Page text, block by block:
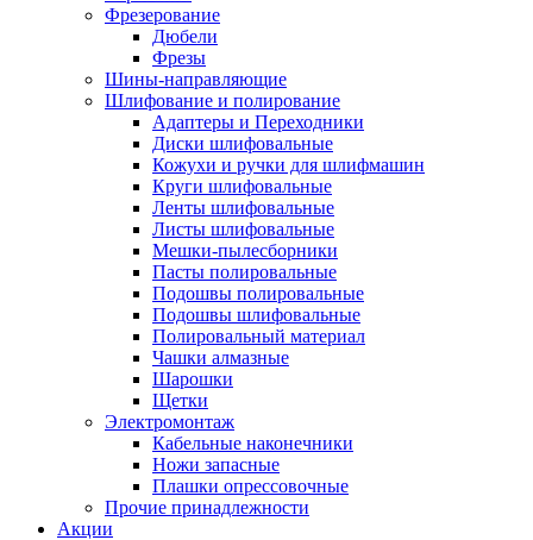
Фрезерование
Дюбели
Фрезы
Шины-направляющие
Шлифование и полирование
Адаптеры и Переходники
Диски шлифовальные
Кожухи и ручки для шлифмашин
Круги шлифовальные
Ленты шлифовальные
Листы шлифовальные
Мешки-пылесборники
Пасты полировальные
Подошвы полировальные
Подошвы шлифовальные
Полировальный материал
Чашки алмазные
Шарошки
Щетки
Электромонтаж
Кабельные наконечники
Ножи запасные
Плашки опрессовочные
Прочие принадлежности
Акции